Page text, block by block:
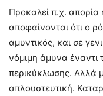
Προκαλεί π.χ. απορία
αποφαίνονται ότι ο
αμυντικός, και σε
νόμιμη άμυνα έναντι
περικύκλωσης. Αλλά
απλουστευτική.